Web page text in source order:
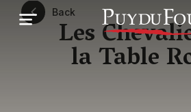
Overslaan
naar
Back
Les
la Table